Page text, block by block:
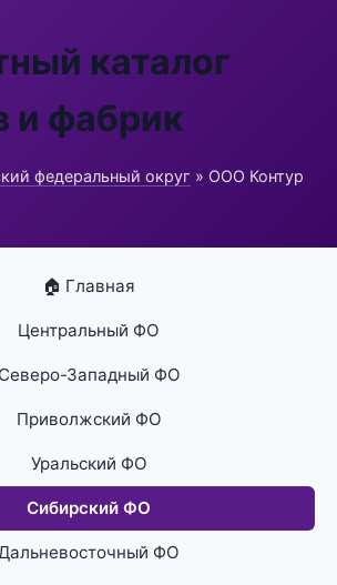
каталог
и фабрик
федеральный округ » ООО Контур
🏠 Главная
Центральный ФО
Северо-Западный ФО
Приволжский ФО
Уральский ФО
Сибирский ФО
ФО